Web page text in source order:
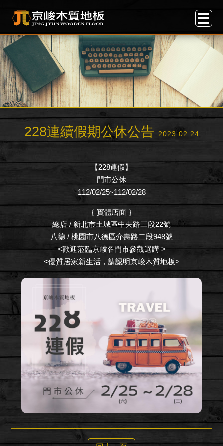
228連續假期公休公告 2023.02.24
【228連假】
門市公休
112/02/25~112/02/28
｛ 實體店面 ｝
總店 / 新北市土城區中央路三段22號
八德 / 桃園市八德區介壽路二段948號
<歡迎蒞臨京峻各門市參觀選購 >
<優質居家新生活，請認明京峻木質地板>